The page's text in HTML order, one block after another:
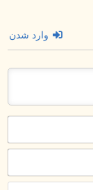
وارد شدن